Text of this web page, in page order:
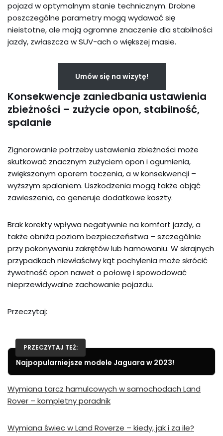
pojazd w optymalnym stanie technicznym. Drobne
poszczególne parametry mogą wydawać się
nieistotne, ale mają ogromne znaczenie dla stabilności
jazdy, zwłaszcza w SUV-ach o większej masie.
Umów się na wizytę!
Konsekwencje zaniedbania ustawienia
zbieżności – zużycie opon, stabilność,
spalanie
Zignorowanie potrzeby ustawienia zbieżności może
skutkować znacznym zużyciem opon i ogumienia,
zwiększonym oporem toczenia, a w konsekwencji –
wyższym spalaniem. Uszkodzenia mogą także objąć
zawieszenia, co generuje dodatkowe koszty.
Brak korekty wpływa negatywnie na komfort jazdy, a
także obniża poziom bezpieczeństwa – szczególnie
przy pokonywaniu zakrętów lub hamowaniu. W skrajnych
przypadkach niewłaściwy kąt pochylenia może skrócić
żywotność opon nawet o połowę i spowodować
nieprzewidywalne zachowanie pojazdu.
Przeczytaj:
PRZECZYTAJ TEŻ:
Najpopularniejsze modele Jaguara w 2023!
Wymiana tarcz hamulcowych w samochodach Land
Rover – kompletny poradnik
Wymiana świec w Land Roverze – kiedy, jak i za ile?